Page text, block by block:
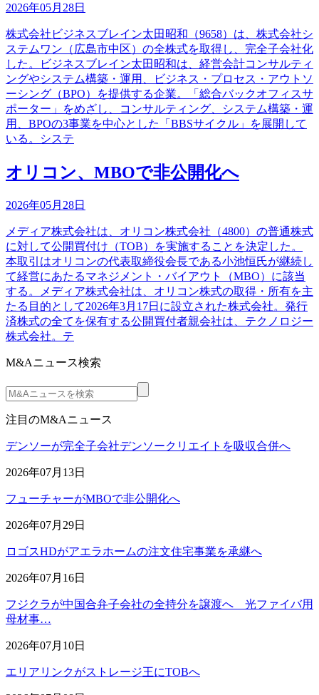
2026年05月28日
株式会社ビジネスブレイン太田昭和（9658）は、株式会社シ
ステムワン（広島市中区）の全株式を取得し、完全子会社化
した。ビジネスブレイン太田昭和は、経営会計コンサルティ
ングやシステム構築・運用、ビジネス・プロセス・アウトソ
ーシング（BPO）を提供する企業。「総合バックオフィスサ
ポーター」をめざし、コンサルティング、システム構築・運
用、BPOの3事業を中心とした「BBSサイクル」を展開して
いる。システ
オリコン、MBOで非公開化へ
2026年05月28日
メディア株式会社は、オリコン株式会社（4800）の普通株式
に対して公開買付け（TOB）を実施することを決定した。
本取引はオリコンの代表取締役会長である小池恒氏が継続し
て経営にあたるマネジメント・バイアウト（MBO）に該当
する。メディア株式会社は、オリコン株式の取得・所有を主
たる目的として2026年3月17日に設立された株式会社。発行
済株式の全てを保有する公開買付者親会社は、テクノロジー
株式会社。テ
M&Aニュース検索
注目のM&Aニュース
デンソーが完全子会社デンソークリエイトを吸収合併へ
2026年07月13日
フューチャーがMBOで非公開化へ
2026年07月29日
ロゴスHDがアエラホームの注文住宅事業を承継へ
2026年07月16日
フジクラが中国合弁子会社の全持分を譲渡へ 光ファイバ用
母材事…
2026年07月10日
エリアリンクがストレージ王にTOBへ